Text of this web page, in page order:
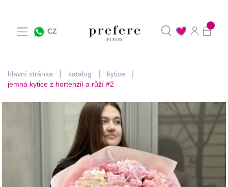
CZ
hlavní stránka katalog
kytice
jemná kytice z hortenzií a růží #2